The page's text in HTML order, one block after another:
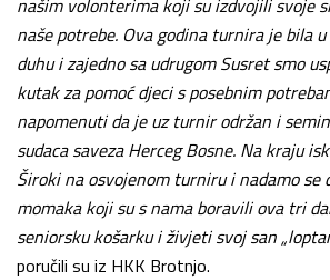
našim volonterima koji su izdvojili svoje
naše potrebe. Ova godina turnira je bila
duhu i zajedno sa udrugom Susret smo
kutak za pomoć djeci s posebnim
napomenuti da je uz turnir održan i
sudaca saveza Herceg Bosne. Na kraju
Široki na osvojenom turniru i nadamo se
momaka koji su s nama boravili ova tri
seniorsku košarku i živjeti svoj san
poručili su iz HKK Brotnjo.